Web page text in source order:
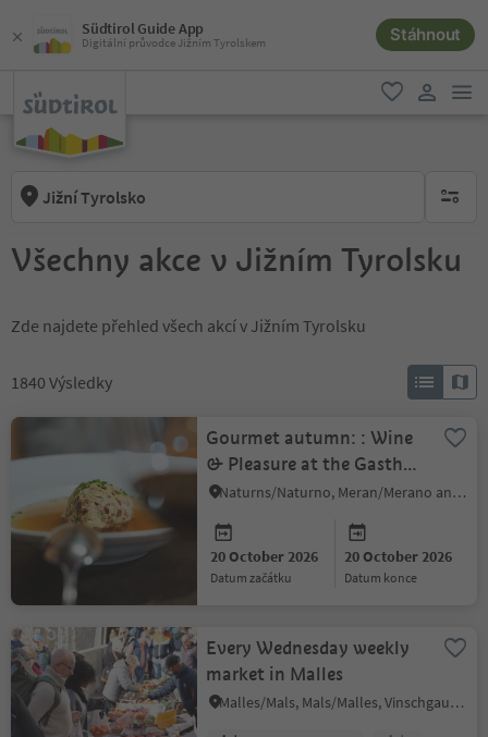
Südtirol Guide App
Digitální průvodce Jižním Tyrolskem Stáhnout
oblíbené
Jižní Tyrolsko brak
Všechny akce v Jižním Tyrolsku
Zde najdete přehled všech akcí v Jižním Tyrolsku
1840 Výsledky
Gourmet autumn: : Wine
& Pleasure at the Gasthof
Falkenstein
Naturns/Naturno, Meran/Merano and environs
20 October 2026
datum začátku
20 October 2026
datum konce
Every Wednesday weekly
market in Malles
Malles/Mals, Mals/Malles, Vinschgau/Val Venosta